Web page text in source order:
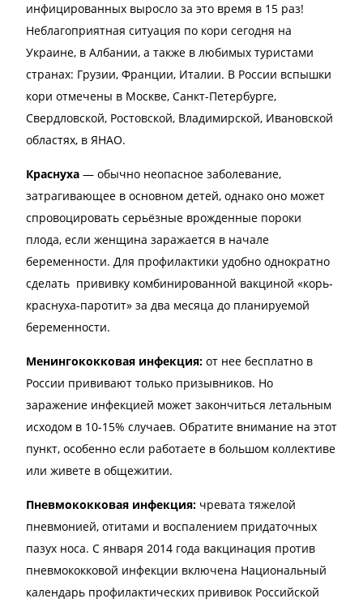
инфицированных выросло за это время в 15 раз!
Неблагоприятная ситуация по кори сегодня на
Украине, в Албании, а также в любимых туристами
странах: Грузии, Франции, Италии. В России вспышки
кори отмечены в Москве, Санкт-Петербурге,
Свердловской, Ростовской, Владимирской, Ивановской
областях, в ЯНАО.
Краснуха — обычно неопасное заболевание,
затрагивающее в основном детей, однако оно может
спровоцировать серьёзные врожденные пороки
плода, если женщина заражается в начале
беременности. Для профилактики удобно однократно
сделать прививку комбинированной вакциной «корь-
краснуха-паротит» за два месяца до планируемой
беременности.
Менингококковая инфекция: от нее бесплатно в
России прививают только призывников. Но
заражение инфекцией может закончиться летальным
исходом в 10-15% случаев. Обратите внимание на этот
пункт, особенно если работаете в большом коллективе
или живете в общежитии.
Пневмококковая инфекция: чревата тяжелой
пневмонией, отитами и воспалением придаточных
пазух носа. С января 2014 года вакцинация против
пневмококковой инфекции включена Национальный
календарь профилактических прививок Российской